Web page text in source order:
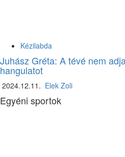
Kézilabda
Juhász Gréta: A tévé nem
hangulatot
2024.12.11. Elek Zoli
Egyéni sportok